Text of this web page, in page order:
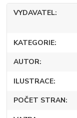
VYDAVATEL
KATEGORIE
AUTOR
ILUSTRACE
POČET STRAN